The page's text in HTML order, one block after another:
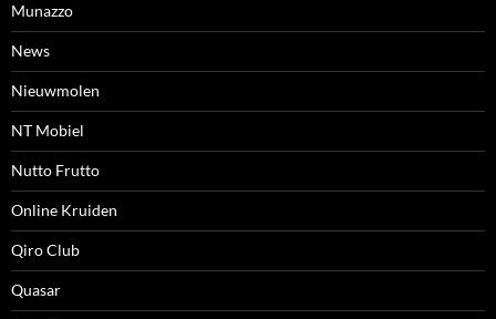
Munazzo
News
Nieuwmolen
NT Mobiel
Nutto Frutto
Online Kruiden
Qiro Club
Quasar